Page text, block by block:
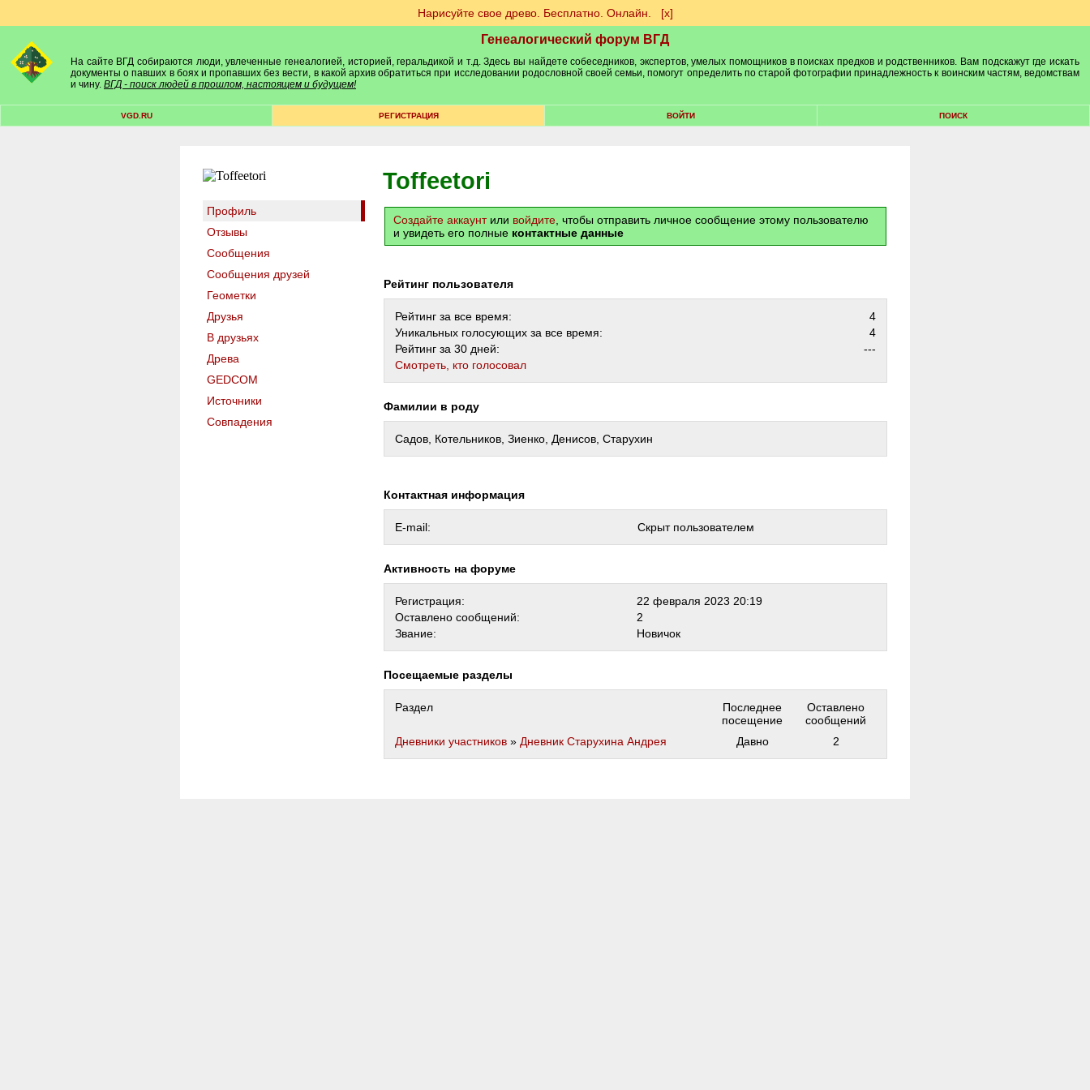
Нарисуйте свое древо. Бесплатно. Онлайн. [х]
Генеалогический форум ВГД
На сайте ВГД собираются люди, увлеченные генеалогией, историей, геральдикой и т.д. Здесь вы найдете собеседников, экспертов, умелых помощников в поисках предков и родственников. Вам подскажут где искать
документы о павших в боях и пропавших без вести, в какой архив обратиться при исследовании родословной своей семьи, помогут определить по старой фотографии принадлежность к воинским частям, ведомствам
и чину. ВГД - поиск людей в прошлом, настоящем и будущем!
VGD.RU РЕГИСТРАЦИЯ ВОЙТИ ПОИСК
Профиль
Отзывы
Сообщения
Сообщения друзей
Геометки
Друзья
В друзьях
Древа
GEDCOM
Источники
Совпадения
Toffeetori
Создайте аккаунтили войдите , чтобы отправить личное сообщение этому пользователю
и увидеть его полные контактные данные
Рейтинг пользователя
Рейтинг за все время:
4
Уникальных голосующих за все время:
4
Рейтинг за 30 дней:
---
Cмотреть, кто голосовал
Фамилии в роду
Садов, Котельников, Зиенко, Денисов, Старухин
Контактная информация
E-mail: Скрыт пользователем
Активность на форуме
Регистрация:
22 февраля 2023 20:19
Оставлено сообщений:
2
Звание:
Новичок
Посещаемые разделы
Раздел
Последнее
посещение
Оставлено
сообщений
Дневники участников » Дневник Старухина Андрея Давно 2